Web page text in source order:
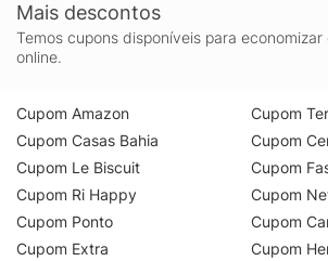
Mais descontos
Temos cupons disponíveis para
online.
Cupom Amazon
Cupom Casas Bahia
Cupom Le Biscuit
Cupom Ri Happy
Cupom Ponto
Cupom Extra
Cupom
Cupom
Cupom
Cupom
Cupom
Cupom